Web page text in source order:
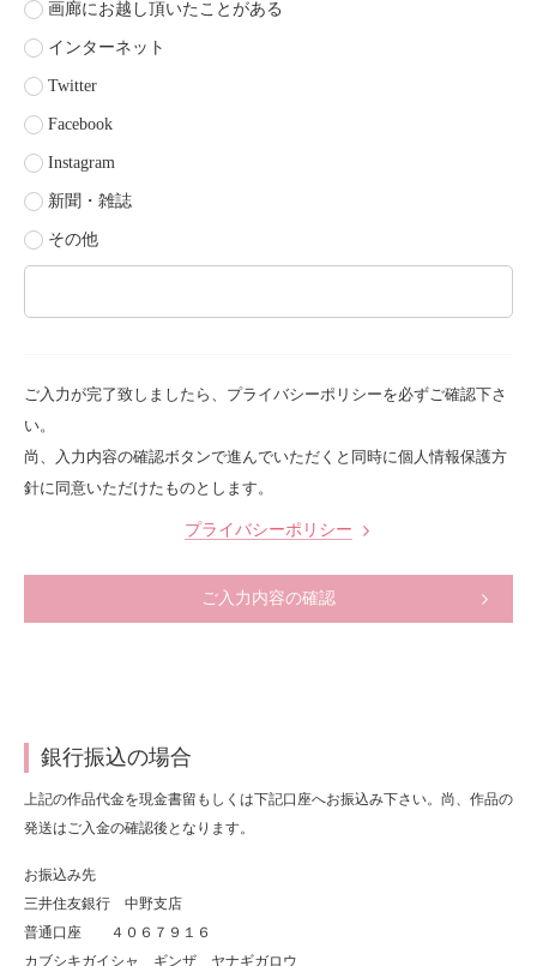
画廊にお越し頂いたことがある
インターネット
Twitter
Facebook
Instagram
新聞・雑誌
その他
ご入力が完了致しましたら、プライバシーポリシーを必ずご確認下さ
い。
尚、入力内容の確認ボタンで進んでいただくと同時に個人情報保護方
針に同意いただけたものとします。
プライバシーポリシー
ご入力内容の確認
銀行振込の場合
上記の作品代金を現金書留もしくは下記口座へお振込み下さい。尚、作品の
発送はご入金の確認後となります。
お振込み先
三井住友銀行 中野支店
普通口座 ４０６７９１６
カブシキガイシャ ギンザ ヤナギガロウ